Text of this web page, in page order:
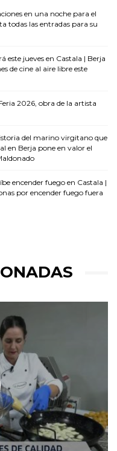
en una noche para el
todas las entradas para su
este jueves en Castala | Berja
de cine al aire libre este
2026, obra de la artista
del marino virgitano que
en Berja pone en valor el
encender fuego en Castala |
por encender fuego fuera